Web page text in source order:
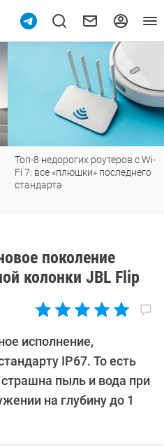
Топ-8 недорогих роутеров с Wi-
Fi 7: все «плюшки» последнего
стандарта
поколение
колонки JBL Flip
исполнение,
IP67. То есть
пыль и вода при
на глубину до 1